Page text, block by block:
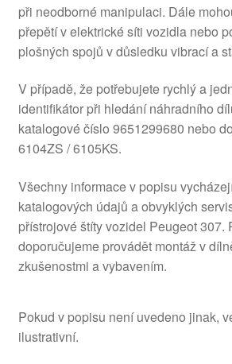
při neodborné manipulaci. Dále
přepětí v elektrické síti vozidla nebo
plošných spojů v důsledku vibrací a
V případě, že potřebujete rychlý a
identifikátor při hledání náhradního
katalogové číslo 9651299680 nebo
6104ZS / 6105KS.
Všechny informace v popisu
katalogových údajů a obvyklých
přístrojové štíty vozidel Peugeot 307.
doporučujeme provádět montáž v
zkušenostmi a vybavením.
Pokud v popisu není uvedeno jinak,
ilustrativní.